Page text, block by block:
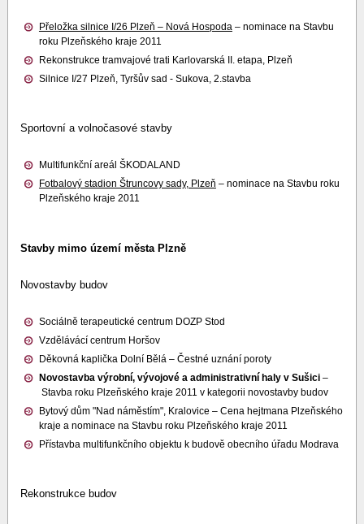
Přeložka silnice I/26 Plzeň – Nová Hospoda– nominace na Stavbu
roku Plzeňského kraje 2011
Rekonstrukce tramvajové trati Karlovarská II. etapa, Plzeň
Silnice I/27 Plzeň, Tyršův sad - Sukova, 2.stavba
Sportovní a volnočasové stavby
Multifunkční areál ŠKODALAND
Fotbalový stadion Štruncovy sady, Plzeň – nominace na Stavbu roku
Plzeňského kraje 2011
Stavby mimo území města Plzně
Novostavby budov
Sociálně terapeutické centrum DOZP Stod
Vzdělávácí centrum Horšov
Děkovná kaplička Dolní Bělá – Čestné uznání poroty
Novostavba výrobní, vývojové a administrativní haly v Sušici–
Stavba roku Plzeňského kraje 2011 v kategorii novostavby budov
Bytový dům "Nad náměstím", Kralovice – Cena hejtmana Plzeňského
kraje a nominace na Stavbu roku Plzeňského kraje 2011
Přístavba multifunkčního objektu k budově obecního úřadu Modrava
Rekonstrukce budov